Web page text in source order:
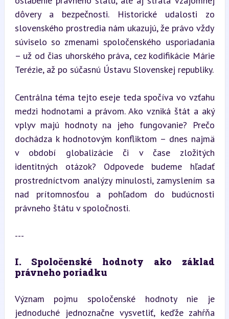
dôvery a bezpečnosti. Historické udalosti zo
slovenského prostredia nám ukazujú, že právo vždy
súviselo so zmenami spoločenského usporiadania
– už od čias uhorského práva, cez kodifikácie Márie
Terézie, až po súčasnú Ústavu Slovenskej republiky.
Centrálna téma tejto eseje teda spočíva vo vzťahu
medzi hodnotami a právom. Ako vzniká štát a aký
vplyv majú hodnoty na jeho fungovanie? Prečo
dochádza k hodnotovým konfliktom – dnes najmä
v období globalizácie či v čase zložitých
identitných otázok? Odpovede budeme hľadať
prostredníctvom analýzy minulosti, zamyslením sa
nad prítomnosťou a pohľadom do budúcnosti
právneho štátu v spoločnosti.
---
I. Spoločenské hodnoty ako základ
právneho poriadku
Význam pojmu spoločenské hodnoty nie je
jednoduché jednoznačne vysvetliť, keďže zahŕňa